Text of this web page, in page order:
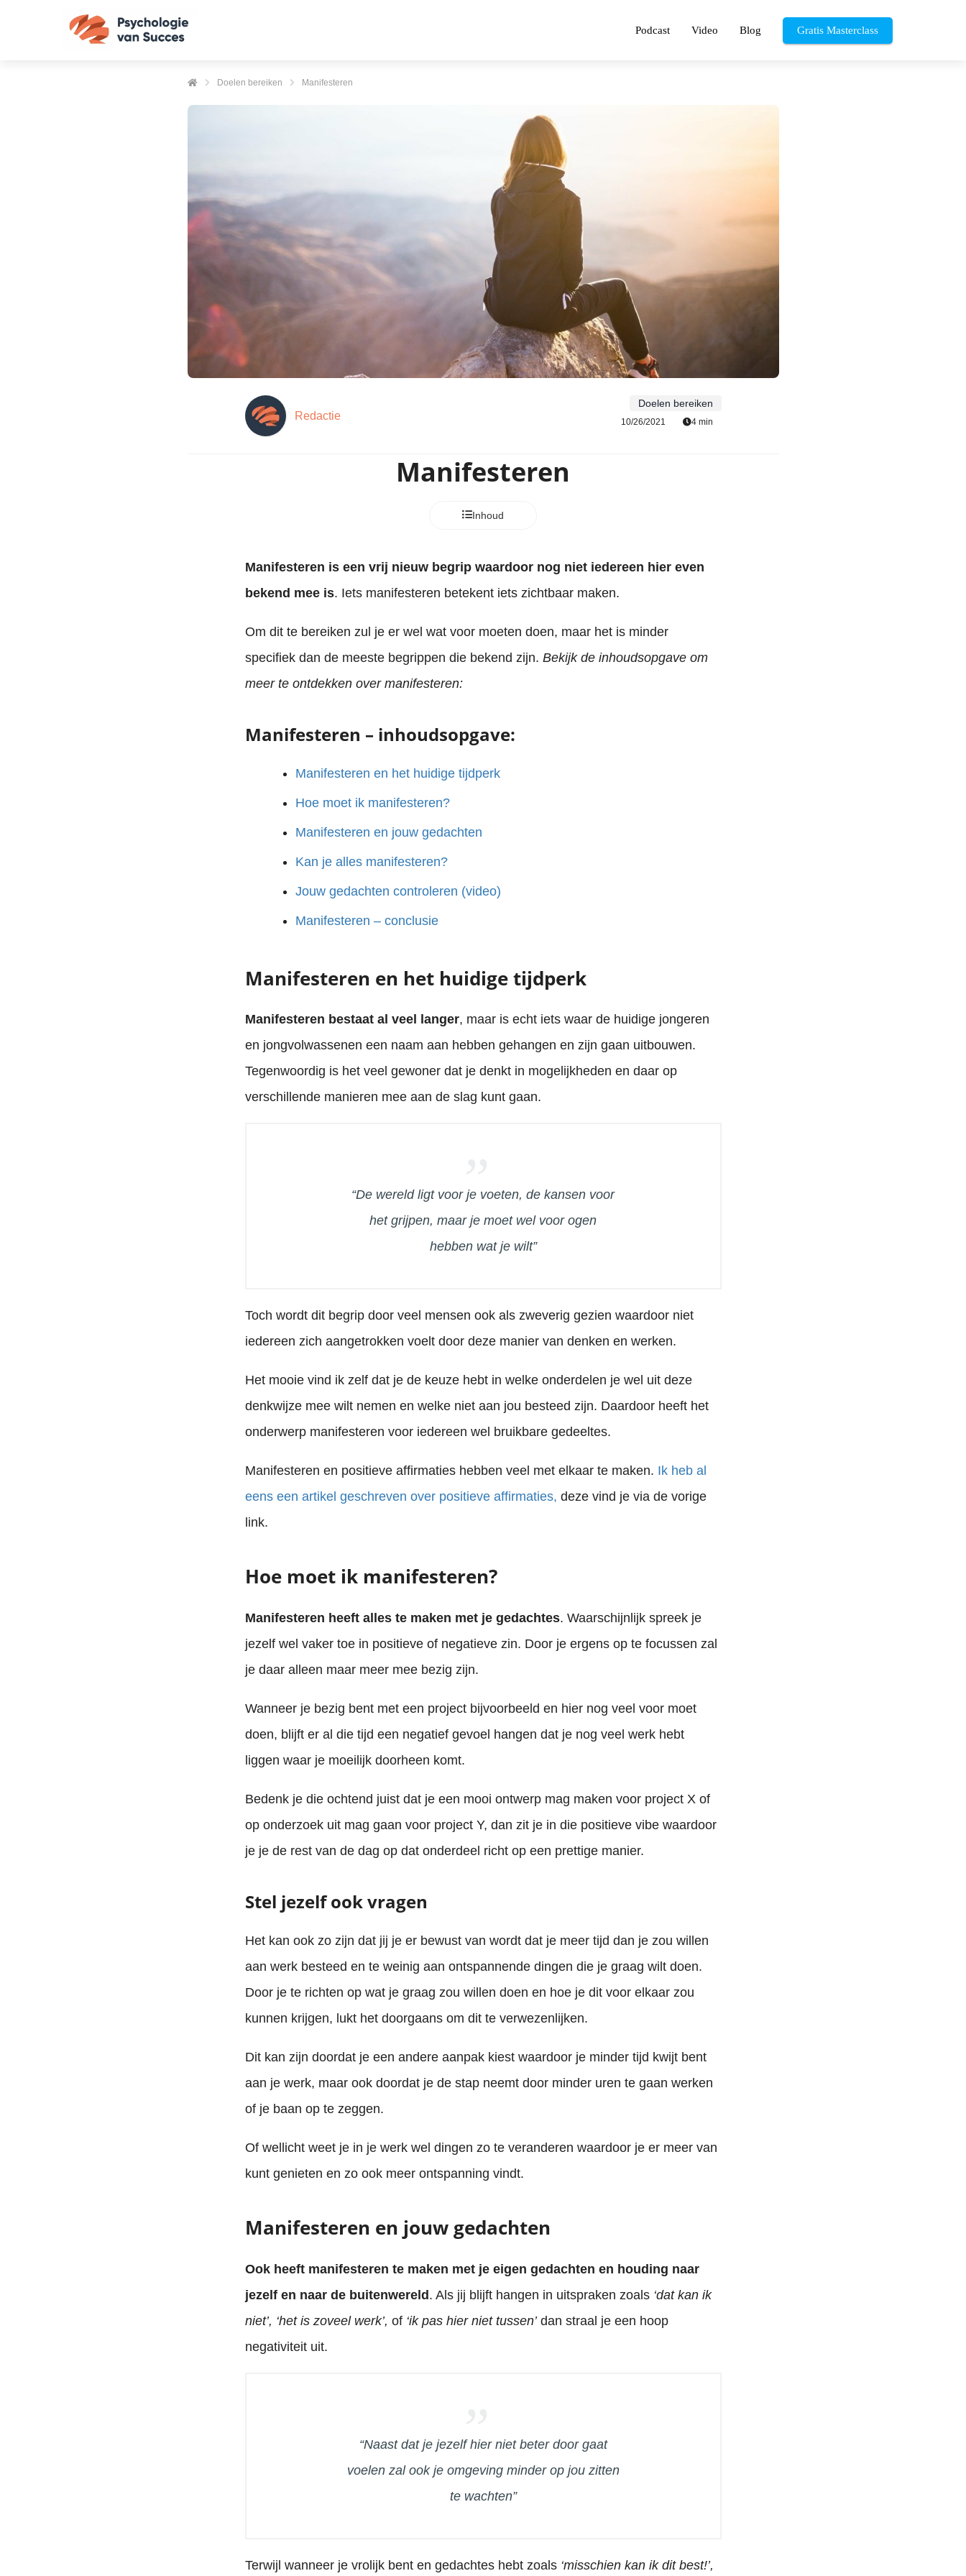
Podcast Video Blog Gratis Masterclass
Doelen bereiken Manifesteren
Redactie
Doelen bereiken
10/26/2021 4 min
Manifesteren
Inhoud
Manifesteren is een vrij nieuw begrip waardoor nog niet iedereen hier even
bekend mee is. Iets manifesteren betekent iets zichtbaar maken.
Om dit te bereiken zul je er wel wat voor moeten doen, maar het is minder
specifiek dan de meeste begrippen die bekend zijn. Bekijk de inhoudsopgave om
meer te ontdekken over manifesteren:
Manifesteren – inhoudsopgave:
Manifesteren en het huidige tijdperk
Hoe moet ik manifesteren?
Manifesteren en jouw gedachten
Kan je alles manifesteren?
Jouw gedachten controleren (video)
Manifesteren – conclusie
Manifesteren en het huidige tijdperk
Manifesteren bestaat al veel langer, maar is echt iets waar de huidige jongeren
en jongvolwassenen een naam aan hebben gehangen en zijn gaan uitbouwen.
Tegenwoordig is het veel gewoner dat je denkt in mogelijkheden en daar op
verschillende manieren mee aan de slag kunt gaan.
“De wereld ligt voor je voeten, de kansen voor
het grijpen, maar je moet wel voor ogen
hebben wat je wilt”
Toch wordt dit begrip door veel mensen ook als zweverig gezien waardoor niet
iedereen zich aangetrokken voelt door deze manier van denken en werken.
Het mooie vind ik zelf dat je de keuze hebt in welke onderdelen je wel uit deze
denkwijze mee wilt nemen en welke niet aan jou besteed zijn. Daardoor heeft het
onderwerp manifesteren voor iedereen wel bruikbare gedeeltes.
Manifesteren en positieve affirmaties hebben veel met elkaar te maken. Ik heb al
eens een artikel geschreven over positieve affirmaties, deze vind je via de vorige
link.
Hoe moet ik manifesteren?
Manifesteren heeft alles te maken met je gedachtes. Waarschijnlijk spreek je
jezelf wel vaker toe in positieve of negatieve zin. Door je ergens op te focussen zal
je daar alleen maar meer mee bezig zijn.
Wanneer je bezig bent met een project bijvoorbeeld en hier nog veel voor moet
doen, blijft er al die tijd een negatief gevoel hangen dat je nog veel werk hebt
liggen waar je moeilijk doorheen komt.
Bedenk je die ochtend juist dat je een mooi ontwerp mag maken voor project X of
op onderzoek uit mag gaan voor project Y, dan zit je in die positieve vibe waardoor
je je de rest van de dag op dat onderdeel richt op een prettige manier.
Stel jezelf ook vragen
Het kan ook zo zijn dat jij je er bewust van wordt dat je meer tijd dan je zou willen
aan werk besteed en te weinig aan ontspannende dingen die je graag wilt doen.
Door je te richten op wat je graag zou willen doen en hoe je dit voor elkaar zou
kunnen krijgen, lukt het doorgaans om dit te verwezenlijken.
Dit kan zijn doordat je een andere aanpak kiest waardoor je minder tijd kwijt bent
aan je werk, maar ook doordat je de stap neemt door minder uren te gaan werken
of je baan op te zeggen.
Of wellicht weet je in je werk wel dingen zo te veranderen waardoor je er meer van
kunt genieten en zo ook meer ontspanning vindt.
Manifesteren en jouw gedachten
Ook heeft manifesteren te maken met je eigen gedachten en houding naar
jezelf en naar de buitenwereld. Als jij blijft hangen in uitspraken zoals ‘dat kan ik
niet’, ‘het is zoveel werk’, of‘ik pas hier niet tussen’dan straal je een hoop
negativiteit uit.
“Naast dat je jezelf hier niet beter door gaat
voelen zal ook je omgeving minder op jou zitten
te wachten”
Terwijl wanneer je vrolijk bent en gedachtes hebt zoals ‘misschien kan ik dit best!’,